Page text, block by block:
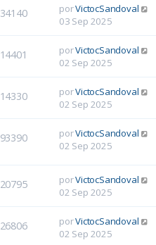
34140 porVictocSandoval
03 Sep 2025
14401 porVictocSandoval
02 Sep 2025
14330 porVictocSandoval
02 Sep 2025
93390 porVictocSandoval
02 Sep 2025
20795 porVictocSandoval
02 Sep 2025
26806 porVictocSandoval
02 Sep 2025